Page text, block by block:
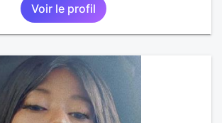
Voir le profil